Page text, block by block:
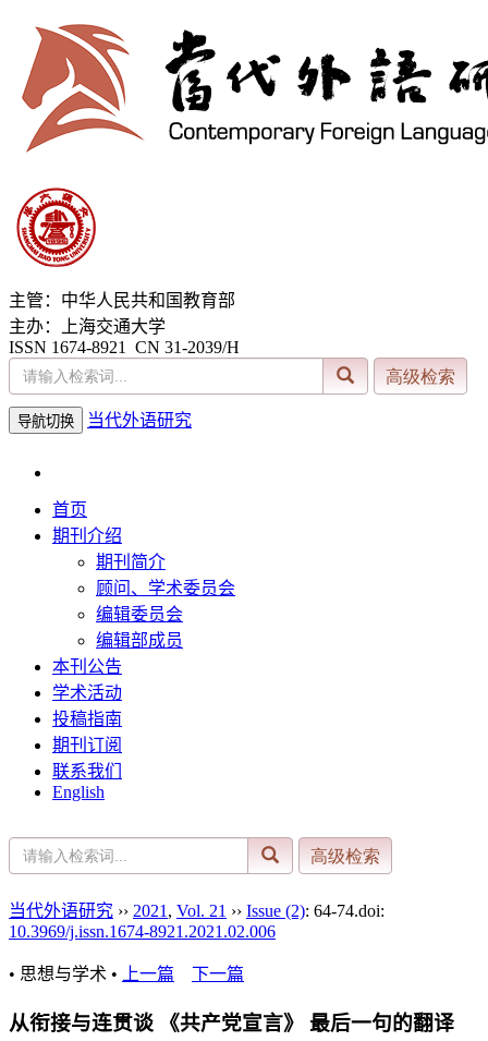
主管：中华人民共和国教育部
主办：上海交通大学
ISSN 1674-8921 CN 31-2039/H
导航切换 当代外语研究
首页
期刊介绍
期刊简介
顾问、学术委员会
编辑委员会
编辑部成员
本刊公告
学术活动
投稿指南
期刊订阅
联系我们
English
当代外语研究 ›› 2021 , Vol. 21 ›› Issue (2): 64-74.doi:
10.3969/j.issn.1674-8921.2021.02.006
• 思想与学术 • 上一篇 下一篇
从衔接与连贯谈 《共产党宣言》 最后一句的翻译